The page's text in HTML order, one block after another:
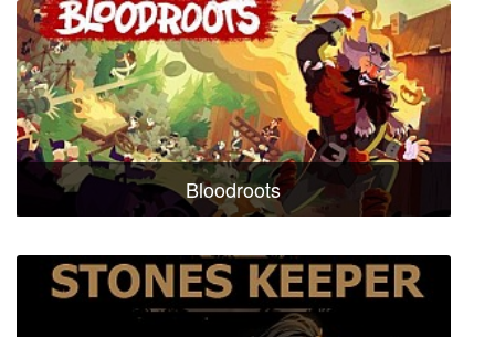
Bloodroots